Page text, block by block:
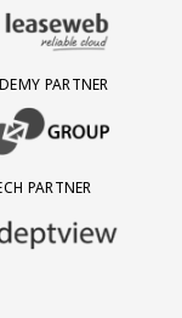
AFAS SOFTWARE
SHIRT PARTNER
PARTNER
ONZE ACADEMY
PARTNER
TECH PARTNER